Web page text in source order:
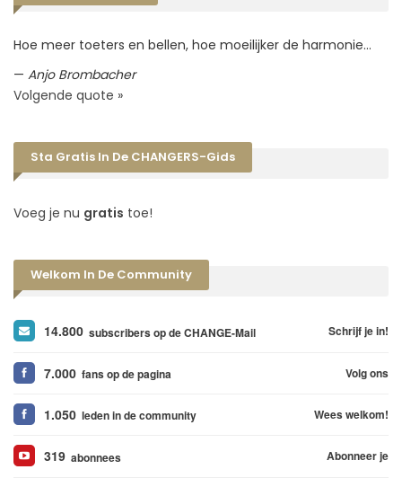
Hoe meer toeters en bellen, hoe moeilijker de harmonie…
— Anjo Brombacher
Volgende quote »
Sta Gratis In De CHANGERS-Gids
Voeg je nu gratis toe!
Welkom In De Community
14.800 subscribers op de CHANGE-Mail Schrijf je in!
7.000 fans op de pagina Volg ons
1.050 leden in de community Wees welkom!
319 abonnees Abonneer je